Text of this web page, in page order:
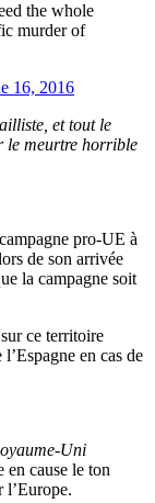
the whole
murder of
16, 2016
et tout le
le meurtre horrible
pro-UE à
de son arrivée
la campagne soit
ce territoire
en cas de
Uni
en cause le ton
l’Europe.